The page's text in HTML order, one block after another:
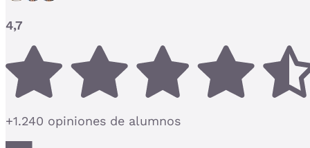
4,7
+1.240 opiniones de alumnos